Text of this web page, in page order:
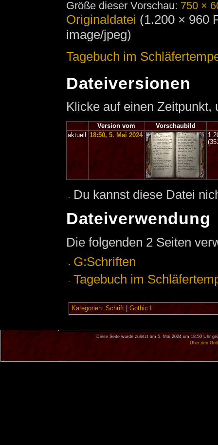
Größe dieser Vorschau: 750 ×
Originaldatei (1.200 × 960
image/jpeg)
Tagebuch im
Dateiversionen
Klicke auf einen
Version vom
Vorschaubild
aktuell
18:50, 5. Mai 2024
Du kannst diese Datei
Dateiverwendung
Die folgenden 2 Seiten
G:Schriften
Tagebuch im
Kategorien: Schrift| Gothic I
Diese Seite wurde zuletzt am 5. Mai 2024 um 18:50 Uhr
Über den